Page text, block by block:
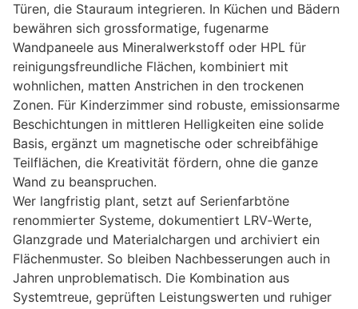
Türen, die Stauraum integrieren. In Küchen und Bädern
bewähren sich grossformatige, fugenarme
Wandpaneele aus Mineralwerkstoff oder HPL für
reinigungsfreundliche Flächen, kombiniert mit
wohnlichen, matten Anstrichen in den trockenen
Zonen. Für Kinderzimmer sind robuste, emissionsarme
Beschichtungen in mittleren Helligkeiten eine solide
Basis, ergänzt um magnetische oder schreibfähige
Teilflächen, die Kreativität fördern, ohne die ganze
Wand zu beanspruchen.
Wer langfristig plant, setzt auf Serienfarbtöne
renommierter Systeme, dokumentiert LRV‑Werte,
Glanzgrade und Materialchargen und archiviert ein
Flächenmuster. So bleiben Nachbesserungen auch in
Jahren unproblematisch. Die Kombination aus
Systemtreue, geprüften Leistungswerten und ruhiger